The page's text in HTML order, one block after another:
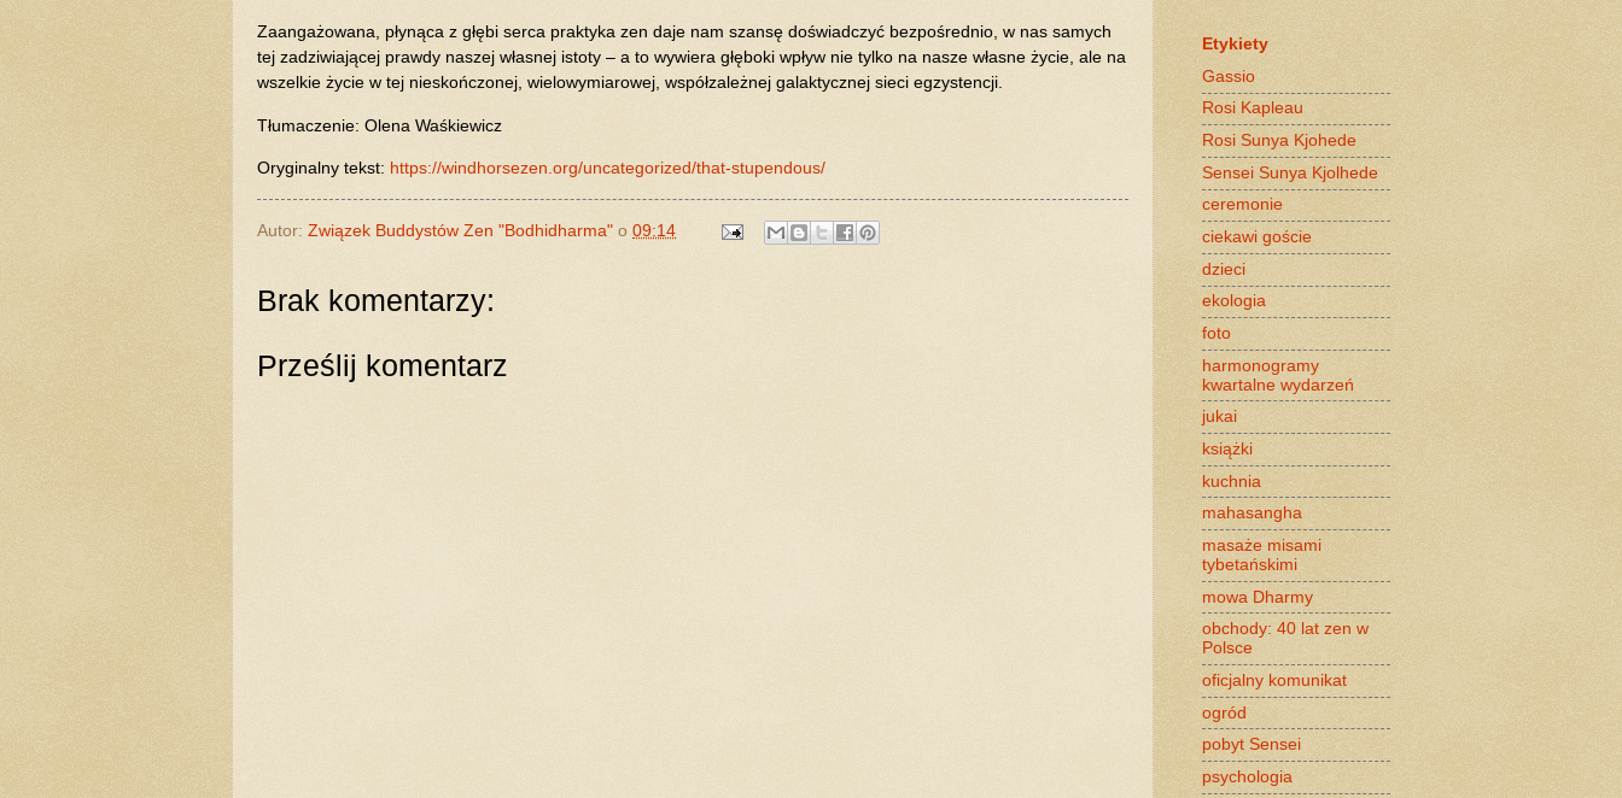
Zaangażowana, płynąca z głębi serca praktyka zen daje nam szansę doświadczyć bezpośrednio, w nas samych
tej zadziwiającej prawdy naszej własnej istoty – a to wywiera głęboki wpływ nie tylko na nasze własne życie, ale na
wszelkie życie w tej nieskończonej, wielowymiarowej, współzależnej galaktycznej sieci egzystencji.
Tłumaczenie: Olena Waśkiewicz
Oryginalny tekst: https://windhorsezen.org/uncategorized/that-stupendous/
Autor: Związek Buddystów Zen "Bodhidharma" o 09:14
Brak komentarzy:
Prześlij komentarz
Etykiety
Gassio
Rosi Kapleau
Rosi Sunya Kjohede
Sensei Sunya Kjolhede
ceremonie
ciekawi goście
dzieci
ekologia
foto
harmonogramy
kwartalne wydarzeń
jukai
książki
kuchnia
mahasangha
masaże misami
tybetańskimi
mowa Dharmy
obchody: 40 lat zen w
Polsce
oficjalny komunikat
ogród
pobyt Sensei
psychologia